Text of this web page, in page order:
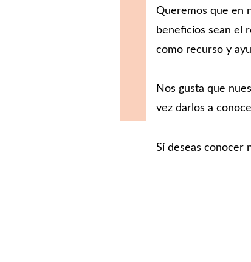
Queremos que en
beneficios sean el
como recurso y
Nos gusta que
vez darlos a
Sí deseas conocer